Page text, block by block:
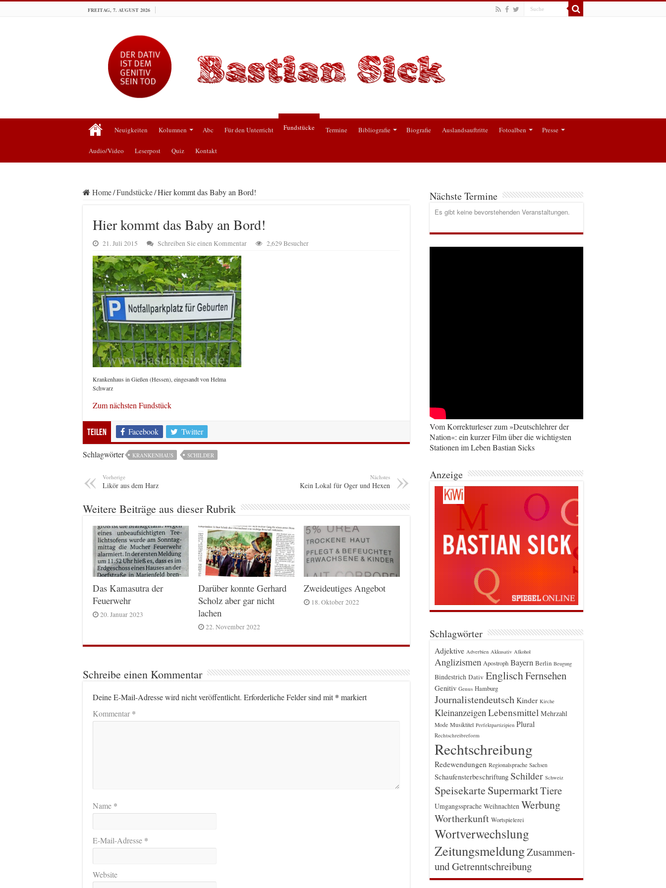
FREITAG, 7. AUGUST 2026
Neuigkeiten Kolumnen Abc Für den Unterricht Fundstücke Termine Bibliografie Biografie Auslandsauftritte Fotoalben Presse
Audio/Video Leserpost Quiz Kontakt
Home/Fundstücke/Hier kommt das Baby an Bord!
Hier kommt das Baby an Bord!
21. Juli 2015 Schreiben Sie einen Kommentar 2,629 Besucher
Krankenhaus in Gießen (Hessen), eingesandt von Helma
Schwarz
Zum nächsten Fundstück
Teilen Facebook Twitter
Schlagwörter KRANKENHAUS SCHILDER
Vorherige
Likör aus dem Harz
Nächstes
Kein Lokal für Oger und Hexen
Weitere Beiträge aus dieser Rubrik
Das Kamasutra der
Feuerwehr
20. Januar 2023
Darüber konnte Gerhard
Scholz aber gar nicht
lachen
22. November 2022
Zweideutiges Angebot
18. Oktober 2022
Schreibe einen Kommentar
Deine E-Mail-Adresse wird nicht veröffentlicht. Erforderliche Felder sind mit* markiert
Kommentar*
Name *
E-Mail-Adresse *
Website
Nächste Termine
Es gibt keine bevorstehenden Veranstaltungen.
Vom Korrekturleser zum »Deutschlehrer der
Nation«: ein kurzer Film über die wichtigsten
Stationen im Leben Bastian Sicks
Anzeige
Schlagwörter
Adjektive Adverbien Akkusativ Alkohol
Anglizismen Apostroph Bayern Berlin Beugung
Bindestrich Dativ EnglischFernsehen
Genitiv Genus Hamburg
Journalistendeutsch Kinder Kirche
Kleinanzeigen Lebensmittel Mehrzahl
Mode Musiktitel Perfektpartizipien Plural
Rechtschreibreform
Rechtschreibung
Redewendungen Regionalsprache Sachsen
Schaufensterbeschriftung Schilder Schweiz
Speisekarte SupermarktTiere
Umgangssprache Weihnachten Werbung
Wortherkunft Wortspielerei
Wortverwechslung
ZeitungsmeldungZusammen-
und Getrenntschreibung